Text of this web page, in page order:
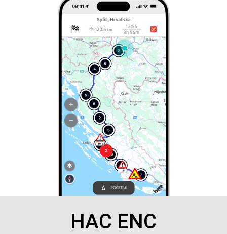
HAC ENC